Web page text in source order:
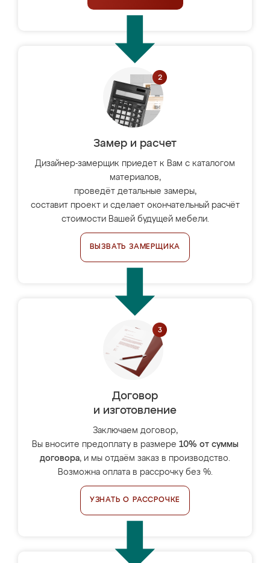
Замер и расчет
Дизайнер-замерщик приедет к Вам с каталогом
материалов,
проведёт детальные замеры,
составит проект и сделает окончательный расчёт
стоимости Вашей будущей мебели.
ВЫЗВАТЬ ЗАМЕРЩИКА
Договор
и изготовление
Заключаем договор,
Вы вносите предоплату в размере 10% от суммы
договора, и мы отдаём заказ в производство.
Возможна оплата в рассрочку без %.
УЗНАТЬ О РАССРОЧКЕ